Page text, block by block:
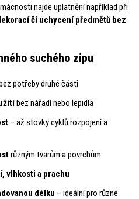
najde uplatnění například při
či uchycení předmětů bez
suchého zipu
potřeby druhé části
bez nářadí nebo lepidla
– až stovky cyklů rozpojení a
různým tvarům a povrchům
vlhkosti a prachu
délku – ideální pro různé